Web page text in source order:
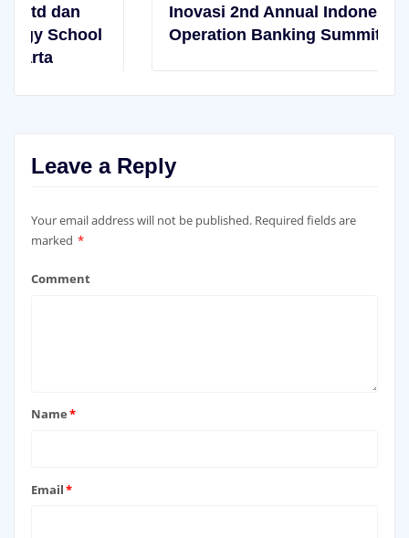
Inovasi 2nd Annual Indonesia
Operation Banking Summit 2026
Leave a Reply
Your email address will not be published. Required fields are
marked *
Comment
Name*
Email*